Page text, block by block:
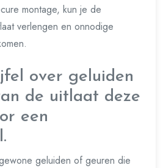
montage, kun je de
verlengen en onnodige
over geluiden
de uitlaat deze
een
geluiden of geuren die